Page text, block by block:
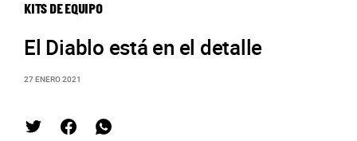
KITS DE EQUIPO
El Diablo está en el detalle
27 ENERO 2021